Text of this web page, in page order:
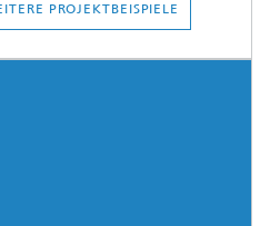
PROJEKTBEISPIELE